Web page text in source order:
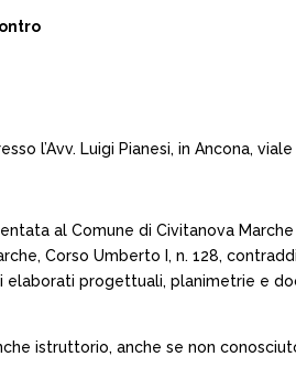
l’Avv. Luigi Pianesi, in Ancona,
al Comune di Civitanova
Corso Umberto I, n. 128,
progettuali, planimetrie e
istruttorio, anche se non